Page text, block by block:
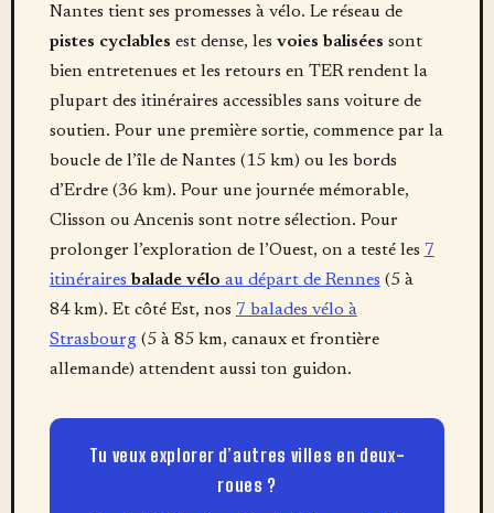
Nantes tient ses promesses à vélo. Le réseau de
pistes cyclables est dense, les voies balisées sont
bien entretenues et les retours en TER rendent la
plupart des itinéraires accessibles sans voiture de
soutien. Pour une première sortie, commence par la
boucle de l’île de Nantes (15 km) ou les bords
d’Erdre (36 km). Pour une journée mémorable,
Clisson ou Ancenis sont notre sélection. Pour
prolonger l’exploration de l’Ouest, on a testé les 7
itinéraires balade vélo au départ de Rennes (5 à
84 km). Et côté Est, nos 7 balades vélo à
Strasbourg(5 à 85 km, canaux et frontière
allemande) attendent aussi ton guidon.
Tu veux explorer d’autres villes en deux-
roues ?